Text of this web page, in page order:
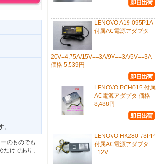
。
のものでも
けであり、
LENOVO A19-095P1A
付属AC電源アダプタ
20V=4.75A/15V==3A/9V==3A/5V==3A
価格 5,539円
LENOVO PCH015 付属
AC電源アダプタ 価格
8,488円
LENOVO HK280-73PP
付属AC電源アダプタ
+12V